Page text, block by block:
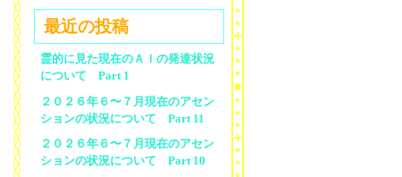
最近の投稿
霊的に見た現在のＡＩの発達状況
について Part 1
２０２６年６〜７月現在のアセン
ションの状況について Part 11
２０２６年６〜７月現在のアセン
ションの状況について Part 10